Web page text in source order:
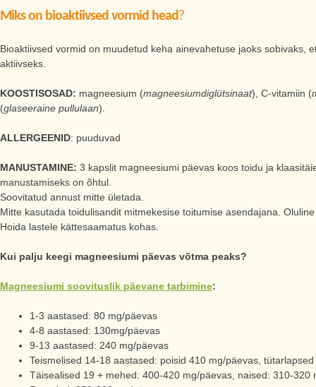
Miks on bioaktiivsed vormid head?
Bioaktiivsed vormid on muudetud keha ainevahetuse jaoks
aktiivseks.
KOOSTISOSAD: magneesium (magneesiumdiglütsinaat), C-vitamiin (
(glaseeraine pullulaan).
ALLERGEENID: puuduvad
MANUSTAMINE: 3 kapslit magneesiumi päevas koos toidu ja
manustamiseks on õhtul.
Soovitatud annust mitte ületada.
Mitte kasutada toidulisandit mitmekesise toitumise asendajana.
Hoida lastele kättesaamatus kohas.
Kui palju keegi magneesiumi päevas võtma peaks?
Magneesiumi soovituslik päevane tarbimine:
1-3 aastased: 80 mg/päevas
4-8 aastased: 130mg/päevas
9-13 aastased: 240 mg/päevas
Teismelised 14-18 aastased: poisid 410 mg/päevas,
Täisealised 19 + mehed: 400-420 mg/päevas, naised: 310-320